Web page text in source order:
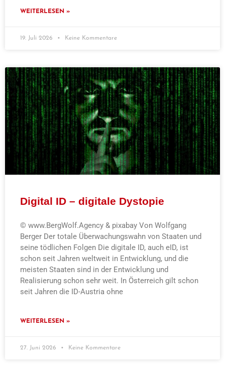
WEITERLESEN »
19. Juli 2026 Keine Kommentare
Digital ID – digitale Dystopie
© www.BergWolf.Agency & pixabay Von Wolfgang
Berger Der totale Überwachungswahn von Staaten und
seine tödlichen Folgen Die digitale ID, auch eID, ist
schon seit Jahren weltweit in Entwicklung, und die
meisten Staaten sind in der Entwicklung und
Realisierung schon sehr weit. In Österreich gilt schon
seit Jahren die ID-Austria ohne
WEITERLESEN »
27. Juni 2026 Keine Kommentare